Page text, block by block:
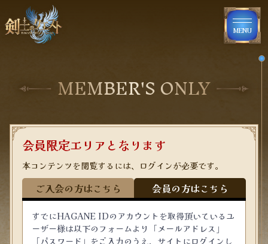
MENU
MEMBER'S ONLY
会員限定エリアとなります
本コンテンツを閲覧するには、ログインが必要です。
ご入会の方はこちら 会員の方はこちら
すでにHAGANE IDのアカウントを取得頂いているユ
ーザー様は以下のフォームより「メールアドレス」
「パスワード」をご入力のうえ、サイトにログインし